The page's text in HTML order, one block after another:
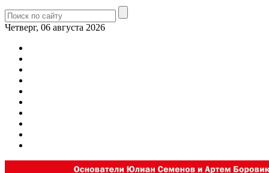
Четверг, 06 августа 2026